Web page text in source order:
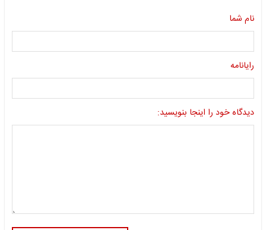
نام شما
رایانامه
دیدگاه خود را اینجا بنویسید: